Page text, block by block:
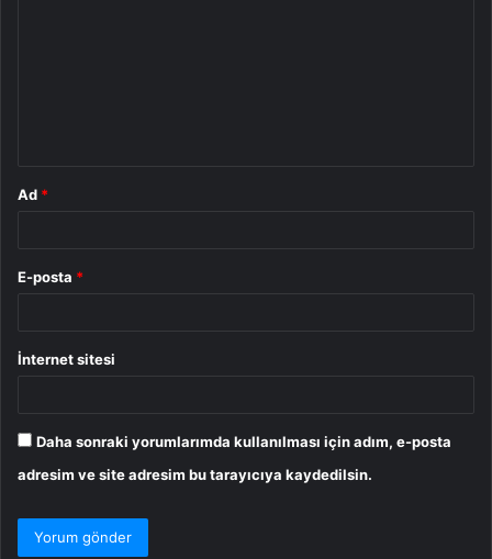
Ad *
E-posta *
İnternet sitesi
Daha sonraki yorumlarımda kullanılması için adım, e-posta
adresim ve site adresim bu tarayıcıya kaydedilsin.